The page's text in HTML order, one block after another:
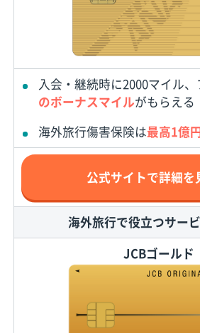
入会・継続時に2000マイル
のボーナスマイルがもらえる
海外旅行傷害保険は最高1億
公式サイトで詳細
海外旅行で役立つサー
JCBゴールド